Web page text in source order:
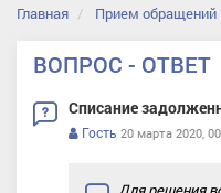
Главная Прием обращений
ВОПРОС - ОТВЕТ
Списание
Гость 20 марта 2020,